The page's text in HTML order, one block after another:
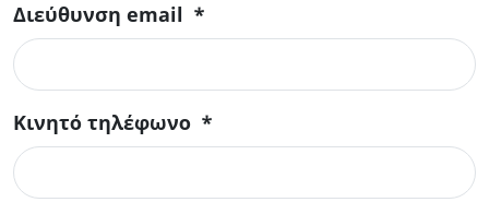
Διεύθυνση email *
Κινητό τηλέφωνο *